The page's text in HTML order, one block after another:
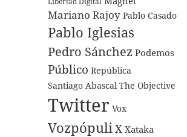
Mariano Rajoy Pablo Casado
Pablo Iglesias
Pedro Sánchez Podemos
Público República
Santiago Abascal The Objective
Twitter Vox
Vozpópuli X Xataka